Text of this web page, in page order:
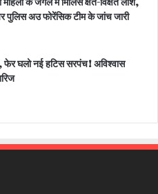
पुलिस अउ फोरेंसिक टीम के जांच जारी
फेर घलो नई हटिस सरपंच! अविश्वास